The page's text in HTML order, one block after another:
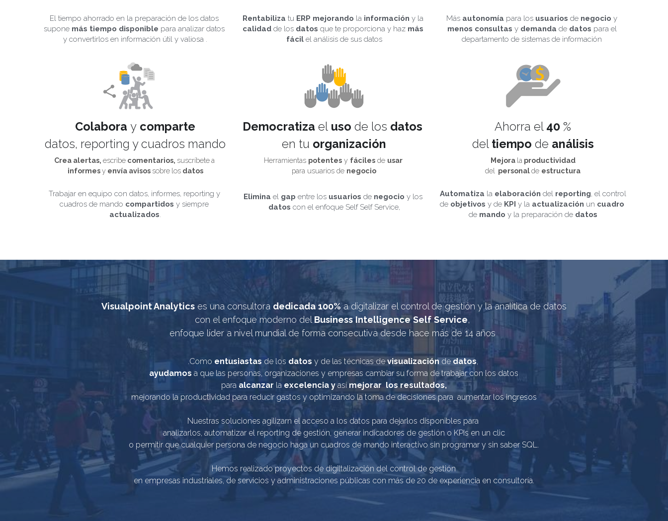
El tiempo ahorrado en la preparación de los datos
supone más tiempo disponible para analizar datos
y convertirlos en información útil y valiosa .
Rentabiliza tu ERP mejorando la información
calidad de los datos que te proporciona y haz más
fácil el análisis de sus datos
Más autonomía para los usuarios de negocio
menos consultas y demanda de datos para el
departamento de sistemas de información
Colabora y comparte
datos, reporting y cuadros mando
Crea alertas, escribe comentarios, suscríbetea
informes y envía avisos sobre los datos
Trabajar en equipo con datos, informes, reporting y
cuadros de mando compartidos
actualizados.
Democratiza el uso de los datos
en tu organización
Herramientas potentes y fáciles de usar
para usuarios de negocio
Elimina el gap entre los usuarios de negocio
datos con el enfoque Self Self Service,
Ahorra el 40 %
del tiempo de análisis
Mejora la productividad
del personal de estructura
Automatiza la elaboración del reporting, el control
de objetivos y de KPI y la actualización un cuadro
de mando y la preparación de datos
Visualpoint Analytics es una consultora dedicada 100% a digitalizar el control de gestión y la analítica de datos
con el enfoque moderno del Business Intelligence Self Service,
enfoque líder a nivel mundial de forma consecutiva desde hace más de 14 años
.Como entusiastas de los datos y de las técnicas de visualización de datos,
ayudamos a que las personas, organizaciones y empresas cambiar su forma de trabajar con los datos
para alcanzar la excelencia y así mejorar  los resultados,
mejorando la productividad para reducir gastos y optimizando la toma de decisiones para  aumentar los ingresos
Nuestras soluciones agilizarn el acceso a los datos para dejarlos disponibles para
analizarlos, automatizar el reporting de gestión, generar indicadores de gestión o KPIs en un clic
o permitir que cualquier persona de negocio haga un cuadros de mando interactivo sin programar y sin saber SQL.
Hemos realizado proyectos de digiltalización del control de gestión
en empresas industriales, de servicios y administraciones públicas con más de 20 de experiencia en consultoría.